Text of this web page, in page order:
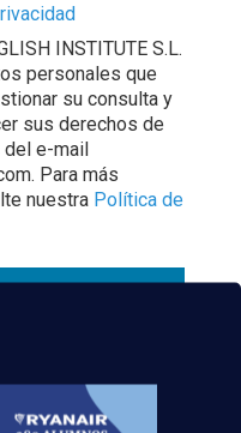
INSTITUTE S.L.
personales que
su consulta y
sus derechos de
del e-mail
Para más
nuestra Política de